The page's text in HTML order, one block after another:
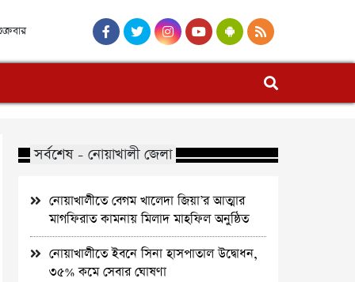
সর্বশেষ - নোয়াখালী জেলা
নোয়াখালীতে বেগম খালেদা জিয়া’র আত্মার
মাগফিরাত কামনায় মিলাদ মাহফিল অনুষ্ঠিত
নোয়াখালীতে ইবনে সিনা হাসপাতাল উদ্বোধন,
৩৫% কমে সেবার ঘোষণা